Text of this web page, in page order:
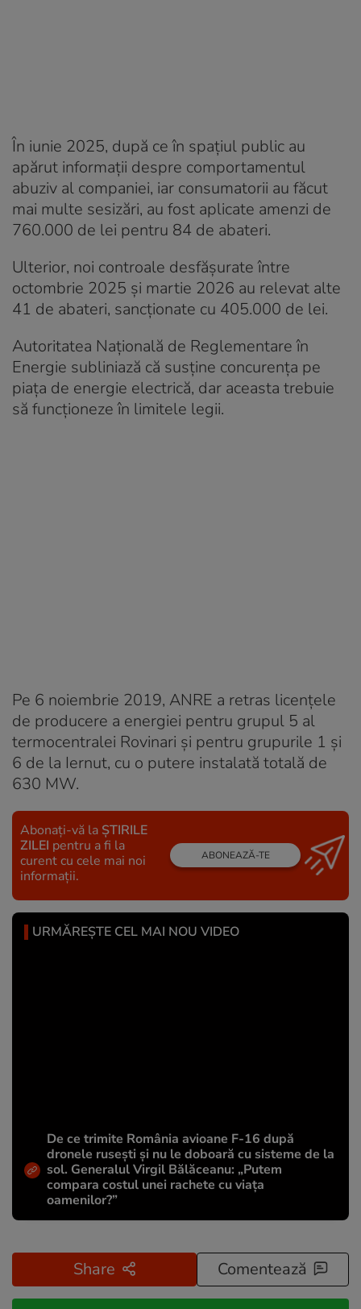
În iunie 2025, după ce în spaţiul public au
apărut informaţii despre comportamentul
abuziv al companiei, iar consumatorii au făcut
mai multe sesizări, au fost aplicate amenzi de
760.000 de lei pentru 84 de abateri.
Ulterior, noi controale desfăşurate între
octombrie 2025 şi martie 2026 au relevat alte
41 de abateri, sancţionate cu 405.000 de lei.
Autoritatea Naţională de Reglementare în
Energie subliniază că susţine concurenţa pe
piaţa de energie electrică, dar aceasta trebuie
să funcţioneze în limitele legii.
Pe 6 noiembrie 2019, ANRE a retras licenţele
de producere a energiei pentru grupul 5 al
termocentralei Rovinari şi pentru grupurile 1 şi
6 de la Iernut, cu o putere instalată totală de
630 MW.
Abonați-vă la ȘTIRILE
ZILEI pentru a fi la
curent cu cele mai noi
informații.
ABONEAZĂ-TE
URMĂREȘTE CEL MAI NOU VIDEO
De ce trimite România avioane F-16 după
dronele rusești și nu le doboară cu sisteme de la
sol. Generalul Virgil Bălăceanu: „Putem
compara costul unei rachete cu viața
oamenilor?”
Share Comentează